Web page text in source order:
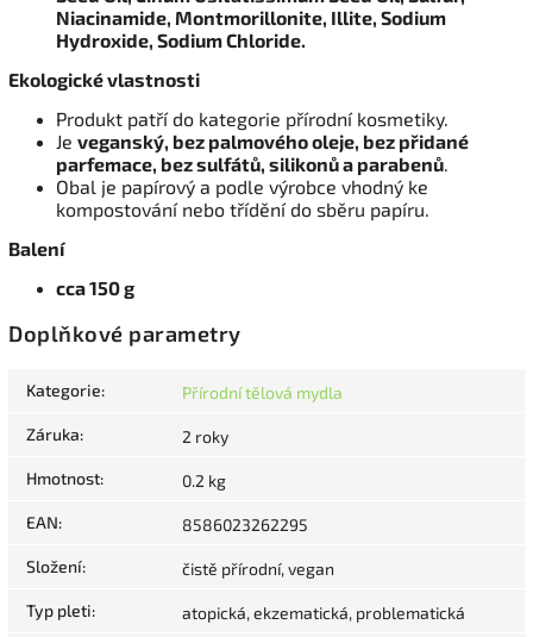
Niacinamide, Montmorillonite, Illite, Sodium
Hydroxide, Sodium Chloride.
Ekologické vlastnosti
Produkt patří do kategorie přírodní kosmetiky.
Je veganský, bez palmového oleje, bez přidané
parfemace, bez sulfátů, silikonů a parabenů.
Obal je papírový a podle výrobce vhodný ke
kompostování nebo třídění do sběru papíru.
Balení
cca 150 g
Doplňkové parametry
Kategorie: Přírodní tělová mydla
Záruka: 2 roky
Hmotnost: 0.2 kg
EAN: 8586023262295
Složení: čistě přírodní, vegan
Typ pleti: atopická, ekzematická, problematická